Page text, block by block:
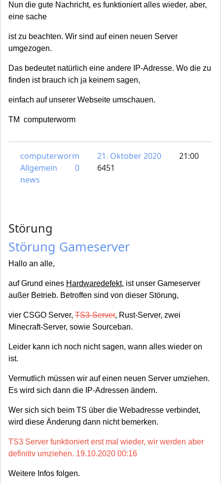
Nun die gute Nachricht, es funktioniert alles wieder, aber,
eine sache
ist zu beachten. Wir sind auf einen neuen Server
umgezogen.
Das bedeutet natürlich eine andere IP-Adresse. Wo die zu
finden ist brauch ich ja keinem sagen,
einfach auf unserer Webseite umschauen.
TM computerworm
computerworm 21. Oktober 2020
21:00
Allgemein
0
6451
news
Störung
Störung Gameserver
Hallo an alle,
auf Grund eines Hardwaredefekt, ist unser Gameserver
außer Betrieb. Betroffen sind von dieser Störung,
vier CSGO Server, TS3-Server, Rust-Server, zwei
Minecraft-Server, sowie Sourceban.
Leider kann ich noch nicht sagen, wann alles wieder on
ist.
Vermutlich müssen wir auf einen neuen Server umziehen.
Es wird sich dann die IP-Adressen ändern.
Wer sich sich beim TS über die Webadresse verbindet,
wird diese Änderung dann nicht bemerken.
TS3 Server funktioniert erst mal wieder, wir werden aber
definitiv umziehen. 19.10.2020 00:16
Weitere Infos folgen.